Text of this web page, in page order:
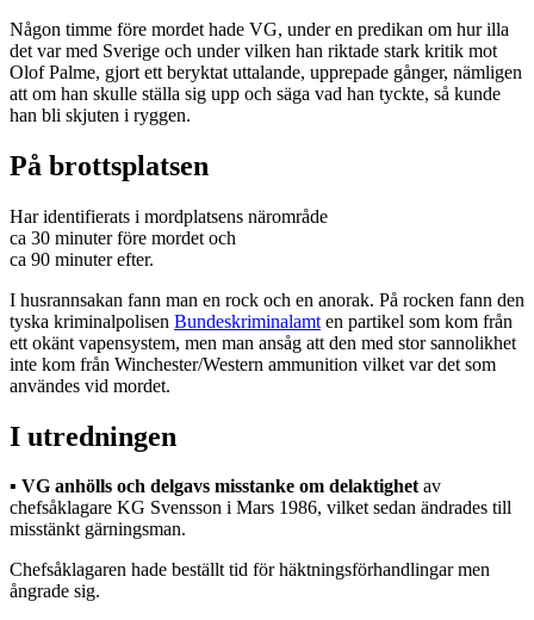
Någon timme före mordet hade VG, under en predikan om hur illa
det var med Sverige och under vilken han riktade stark kritik mot
Olof Palme, gjort ett beryktat uttalande, upprepade gånger, nämligen
att om han skulle ställa sig upp och säga vad han tyckte, så kunde
han bli skjuten i ryggen.
På brottsplatsen
Har identifierats i mordplatsens närområde
ca 30 minuter före mordet och
ca 90 minuter efter.
I husrannsakan fann man en rock och en anorak. På rocken fann den
tyska kriminalpolisen Bundeskriminalamt en partikel som kom från
ett okänt vapensystem, men man ansåg att den med stor sannolikhet
inte kom från Winchester/Western ammunition vilket var det som
användes vid mordet.
I utredningen
▪︎ VG anhölls och delgavs misstanke om delaktighetav
chefsåklagare KG Svensson i Mars 1986, vilket sedan ändrades till
misstänkt gärningsman.
Chefsåklagaren hade beställt tid för häktningsförhandlingar men
ångrade sig.